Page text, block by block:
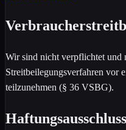
Wir sind nicht verpflichtet und
Streitbeilegungsverfahren vor
teilzunehmen (§ 36 VSBG).
Haftungsausschluss